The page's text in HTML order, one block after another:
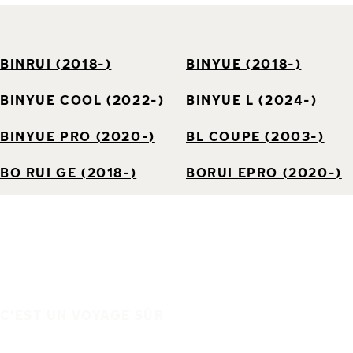
BINRUI (2018-) BINYUE (2018-)
BINYUE COOL (2022-) BINYUE L (2024-)
BINYUE PRO (2020-) BL COUPE (2003-)
BO RUI GE (2018-) BORUI EPRO (2020-)